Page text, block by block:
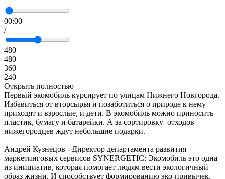
00:00
/
480
480
360
240
Открыть полностью
Первый экомобиль курсирует по улицам Нижнего Новгорода.
Избавиться от вторсырья и позаботиться о природе к нему
приходят и взрослые, и дети. В экомобиль можно приносить
пластик, бумагу и батарейки. А за сортировку отходов
нижегородцев ждут небольшие подарки.
Андрей Кузнецов - Директор департамента развития
маркетинговых сервисов SYNERGETIC: Экомобиль это одна
из инициатив, которая помогает людям вести экологичный
образ жизни. И способствует формированию эко-привычек.